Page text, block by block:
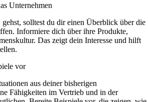
Unternehmen
solltest du dir einen Überblick über die
Informiere dich über ihre Produkte,
Das zeigt dein Interesse und hilft
vor
aus deiner bisherigen
Fähigkeiten im Vertrieb und in der